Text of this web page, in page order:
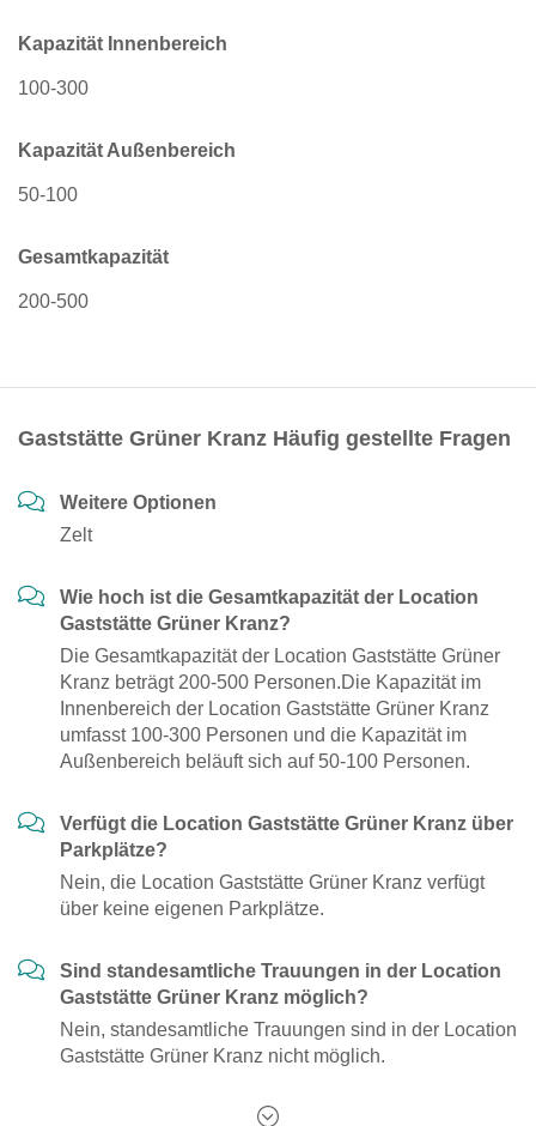
Kapazität Innenbereich
100-300
Kapazität Außenbereich
50-100
Gesamtkapazität
200-500
Gaststätte Grüner Kranz Häufig gestellte Fragen
Weitere Optionen
Zelt
Wie hoch ist die Gesamtkapazität der Location
Gaststätte Grüner Kranz?
Die Gesamtkapazität der Location Gaststätte Grüner
Kranz beträgt 200-500 Personen.Die Kapazität im
Innenbereich der Location Gaststätte Grüner Kranz
umfasst 100-300 Personen und die Kapazität im
Außenbereich beläuft sich auf 50-100 Personen.
Verfügt die Location Gaststätte Grüner Kranz über
Parkplätze?
Nein, die Location Gaststätte Grüner Kranz verfügt
über keine eigenen Parkplätze.
Sind standesamtliche Trauungen in der Location
Gaststätte Grüner Kranz möglich?
Nein, standesamtliche Trauungen sind in der Location
Gaststätte Grüner Kranz nicht möglich.